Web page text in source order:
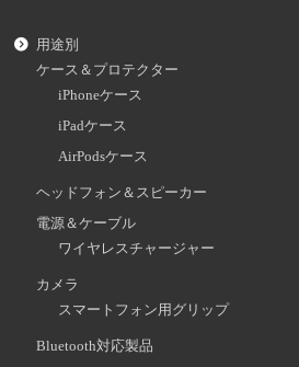
用途別
ケース＆プロテクター
iPhoneケース
iPadケース
AirPodsケース
ヘッドフォン＆スピーカー
電源＆ケーブル
ワイヤレスチャージャー
カメラ
スマートフォン用グリップ
Bluetooth対応製品